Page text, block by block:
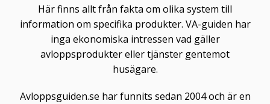
Här finns allt från fakta om olika system till
information om specifika produkter. VA-guiden har
inga ekonomiska intressen vad gäller
avloppsprodukter eller tjänster gentemot
husägare.
Avloppsguiden.se har funnits sedan 2004 och är en